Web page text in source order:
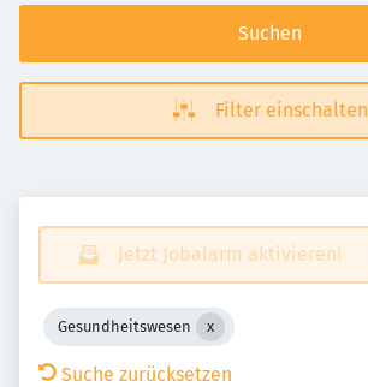
Suchen
Filter einschalten
Jetzt Jobalarm aktivieren!
Gesundheitswesen
Suche zurücksetzen